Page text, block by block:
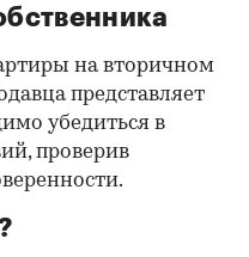
на вторичном
представляет
убедиться в
проверив